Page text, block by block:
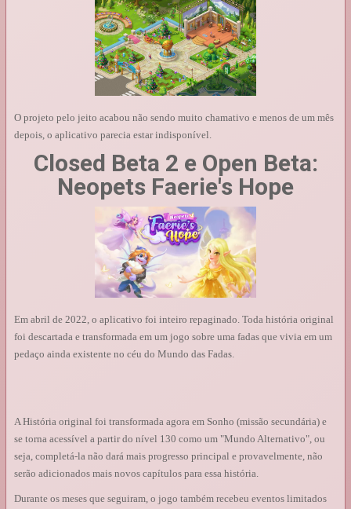
O projeto pelo jeito acabou não sendo muito chamativo e menos de um mês
depois, o aplicativo parecia estar indisponível.
Closed Beta 2 e Open Beta:
Neopets Faerie's Hope
Em abril de 2022, o aplicativo foi inteiro repaginado. Toda história original
foi descartada e transformada em um jogo sobre uma fadas que vivia em um
pedaço ainda existente no céu do Mundo das Fadas.
A História original foi transformada agora em Sonho (missão secundária) e
se torna acessível a partir do nível 130 como um "Mundo Alternativo", ou
seja, completá-la não dará mais progresso principal e provavelmente, não
serão adicionados mais novos capítulos para essa história.
Durante os meses que seguiram, o jogo também recebeu eventos limitados